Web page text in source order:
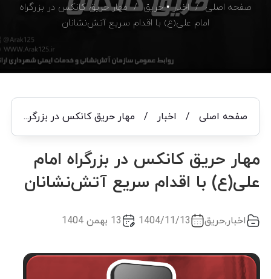
صفحه اصلی/اخبار•حریق/ مهار حریق کانکس در بزرگراه
امام علی(ع) با اقدام سریع آتش‌نشانان
صفحه اصلی/ اخبار / مهار حریق کانکس در بزرگراه امام علی(ع) با اقدام سریع آتش‌نشانان
مهار حریق کانکس در بزرگراه امام
علی(ع) با اقدام سریع آتش‌نشانان
اخبار,حریق 1404/11/13 13 بهمن 1404